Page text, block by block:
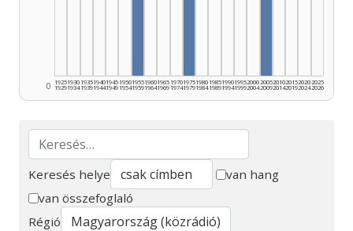
0 1925
1929
1930
1934
1935
1939
1940
1944
1945
1949
1950
1954
1955
1959
1960
1964
1965
1969
1970
1974
1975
1979
1980
1984
1985
1989
1990
1994
1995
1999
2000
2004
2005
2009
2010
2014
2015
2019
2020
2024
2025
2026
Keresés
Keresés helye
van hang
van összefoglaló
Régió